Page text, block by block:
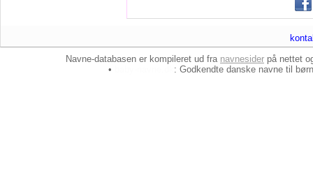
Navne-databasen er kompileret ud fra navnesider på nettet
•
: Godkendte danske navne til børn